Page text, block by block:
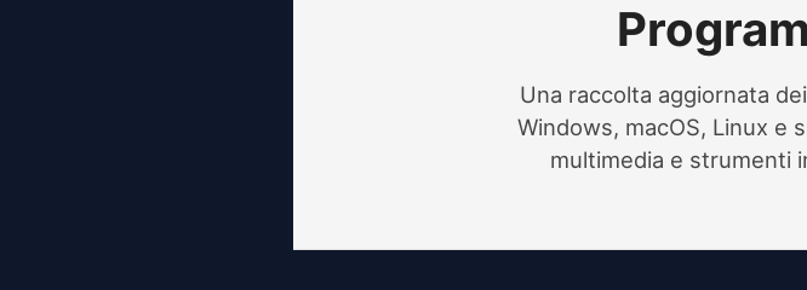
Una raccolta aggiornata
Windows, macOS, Linux e
multimedia e strumenti